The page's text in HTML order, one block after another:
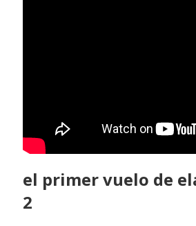
el primer vuelo de
2